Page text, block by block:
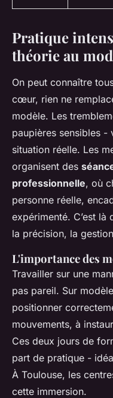
Pratique
théorie au
On peut connaître
cœur, rien ne
modèle. Les
paupières sensibles -
situation réelle. Les
organisent des
professionnelle, où
personne réelle,
expérimenté. C’est
la précision, la
L'importance des
Travailler sur une
pas pareil. Sur
positionner
mouvements, à
Ces deux jours de
part de pratique -
À Toulouse, les
cette immersion.